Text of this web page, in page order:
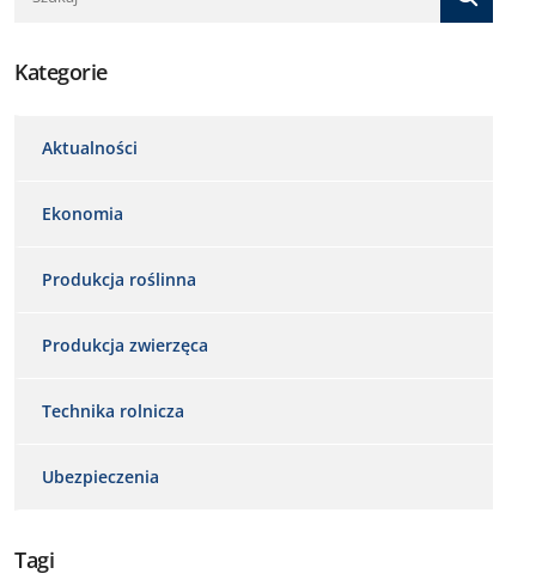
Kategorie
Aktualności
Ekonomia
Produkcja roślinna
Produkcja zwierzęca
Technika rolnicza
Ubezpieczenia
Tagi